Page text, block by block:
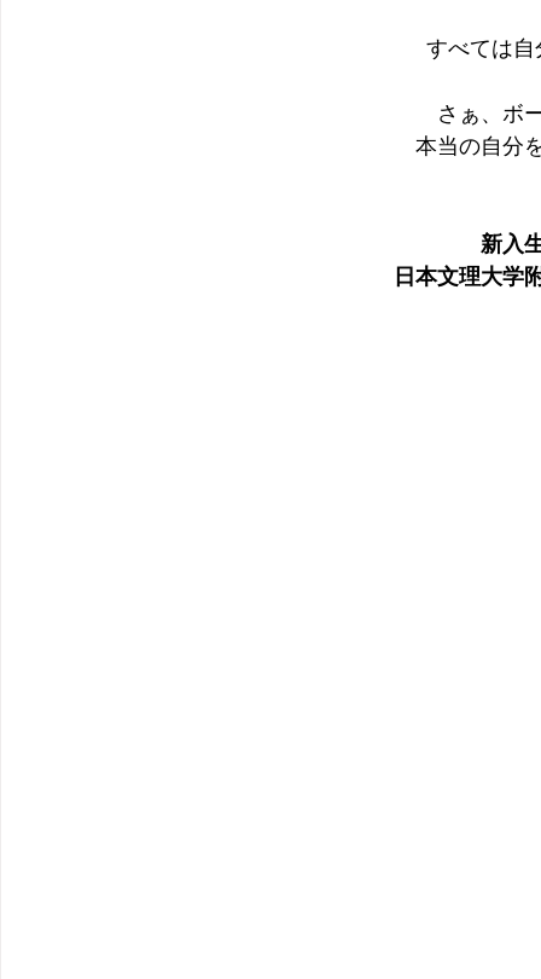
すべては
さぁ、ボ
本当の自分
新入
日本文理大学